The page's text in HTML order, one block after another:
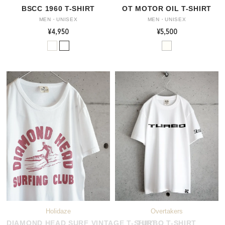
BSCC 1960 T-SHIRT
MEN・UNISEX
¥4,950
OT MOTOR OIL T-SHIRT
MEN・UNISEX
¥5,500
DIAMOND HEAD SURF VINTAGE T-SHIRTTURBO T-SHIRT